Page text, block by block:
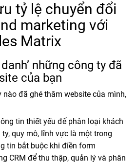
tỷ lệ chuyển đổi
marketing với
Matrix
những công ty đã
của bạn
đã ghé thăm website của mình,
tin thiết yếu để phân loại khách
quy mô, lĩnh vực là một trong
tin bắt buộc khi điền form
CRM để thu thập, quản lý và phân